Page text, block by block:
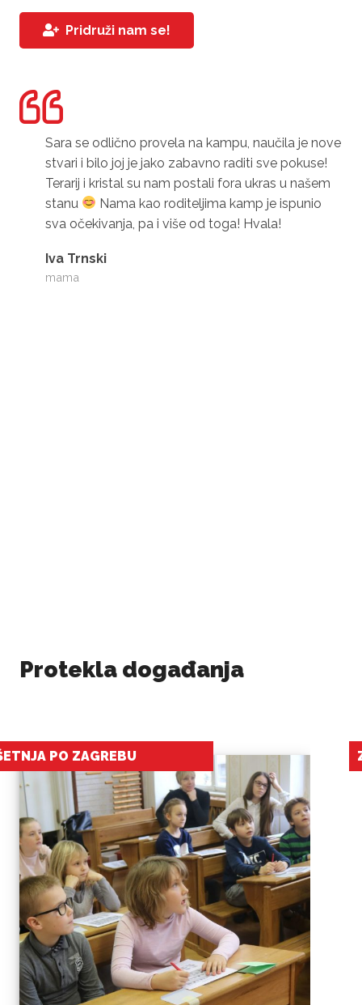
Pridruži nam se!
Sara se odlično provela na kampu, naučila je nove
stvari i bilo joj je jako zabavno raditi sve pokuse!
Terarij i kristal su nam postali fora ukras u našem
stanu
Nama kao roditeljima kamp je ispunio
sva očekivanja, pa i više od toga! Hvala!
Iva Trnski
mama
Protekla događanja
ZIMSKE RADOSTI